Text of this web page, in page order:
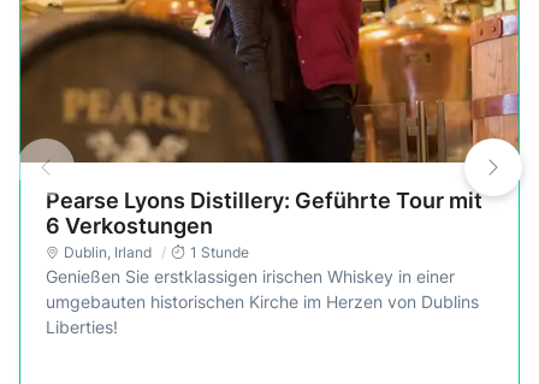
Pearse Lyons Distillery: Geführte Tour mit
6 Verkostungen
Dublin Irland 1 Stunde
Genießen Sie erstklassigen irischen Whiskey in einer
umgebauten historischen Kirche im Herzen von Dublins
Liberties!